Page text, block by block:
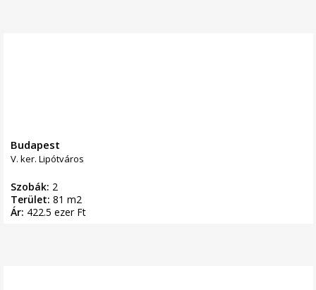
Budapest
V. ker. Lipótváros
Szobák: 2
Terület: 81 m2
Ár: 422.5 ezer Ft